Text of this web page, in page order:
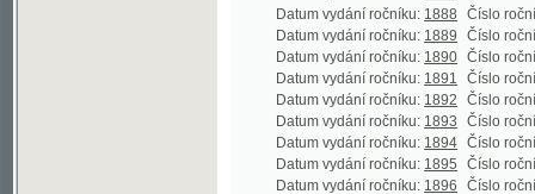
Datum vydání ročníku:1895 Číslo ročníku:13
Datum vydání ročníku:1896 Číslo ročníku: 14
Datum vydání ročníku:1897 Číslo ročníku: 15
Datum vydání ročníku:
Číslo ročníku:
Datum vydání ročníku:1899 Číslo ročníku: 17
Datum vydání ročníku:1900 Číslo ročníku:18
Datum vydání ročníku:1901 Číslo ročníku:19
Datum vydání ročníku:1902 Číslo ročníku:20
Datum vydání ročníku:1903 Číslo ročníku:21
Datum vydání ročníku:1904 Číslo ročníku:22